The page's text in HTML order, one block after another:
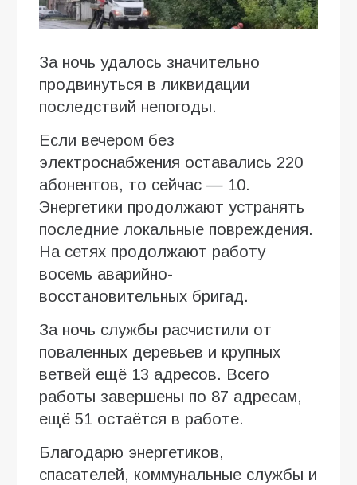
За ночь удалось значительно
продвинуться в ликвидации
последствий непогоды.
Если вечером без
электроснабжения оставались 220
абонентов, то сейчас — 10.
Энергетики продолжают устранять
последние локальные повреждения.
На сетях продолжают работу
восемь аварийно-
восстановительных бригад.
За ночь службы расчистили от
поваленных деревьев и крупных
ветвей ещё 13 адресов. Всего
работы завершены по 87 адресам,
ещё 51 остаётся в работе.
Благодарю энергетиков,
спасателей, коммунальные службы и